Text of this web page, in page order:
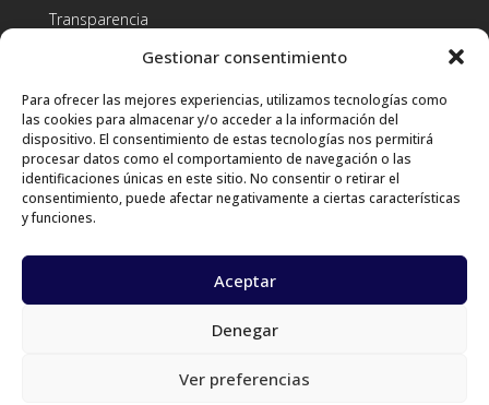
Gestionar consentimiento
Para ofrecer las mejores experiencias, utilizamos tecnologías como
las cookies para almacenar y/o acceder a la información del
dispositivo. El consentimiento de estas tecnologías nos permitirá
procesar datos como el comportamiento de navegación o las
identificaciones únicas en este sitio. No consentir o retirar el
consentimiento, puede afectar negativamente a ciertas características
y funciones.
Aceptar
Denegar
Ver preferencias
Transparencia
Condiciones de contratación
Contacto
 +34 659 28 66 72
Calle Maya, 17 - Planta Baja, 38202, San
Cristóbal de La Laguna, Tenerife, Canarias